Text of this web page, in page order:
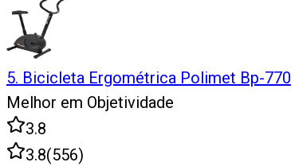
5. Bicicleta Ergométrica Polimet Bp-770
Melhor em Objetividade
3.8
3.8(556)